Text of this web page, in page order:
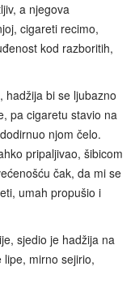
a njegova
cigareti recimo,
kod razboritih,
hadžija bi se ljubazno
pa cigaretu stavio na
njom čelo.
pripaljivao, šibicom
čak, da mi se
umah propušio i
sjedio je hadžija na
mirno sejirio,